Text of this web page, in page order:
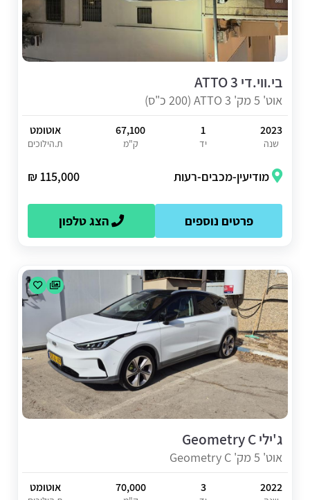
בי.ווי.די ATTO 3
אוט' 5 מק' ATTO 3 (200 כ"ס)
2023
שנה
1
יד
67,100
ק"מ
אוטומט
ת.הילוכים
מודיעין-מכבים-רעות 115,000 ₪
פרטים נוספים הצג טלפון
ג'ילי Geometry C
אוט' 5 מק' Geometry C
2022
3
70,000 אוטומט